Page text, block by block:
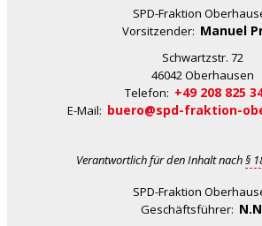
SPD-Fraktion
Vorsitzender: Manuel
Schwartzstr. 72
46042 Oberhausen
Telefon: +49 208 825
E-Mail: buero@spd-fraktion-
Verantwortlich für den Inhalt nach§
SPD-Fraktion
Geschäftsführer: